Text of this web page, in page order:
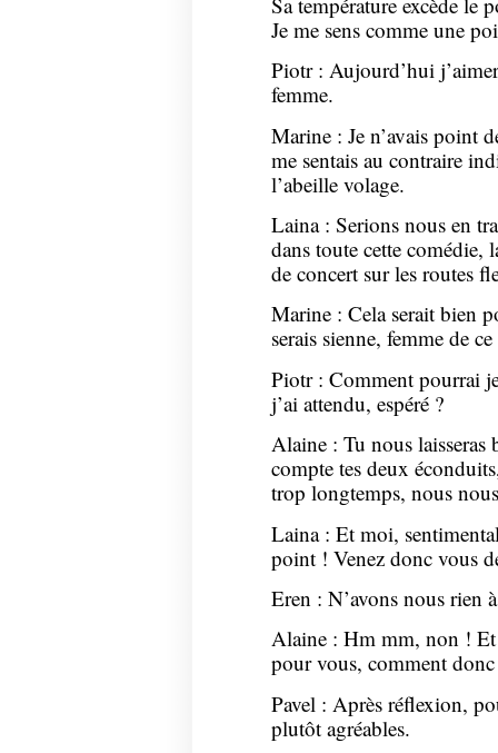
Je me sens comme une
Piotr : Aujourd’hui
femme.
Marine : Je n’avais point
me sentais au contraire
l’abeille volage.
Laina : Serions nous en
dans toute cette comédie,
de concert sur les routes
Marine : Cela serait bien
serais sienne, femme de
Piotr : Comment pourrai
j’ai attendu, espéré ?
Alaine : Tu nous laisseras
compte tes deux
trop longtemps, nous
Laina : Et moi,
point ! Venez donc vous
Eren : N’avons nous rien
Alaine : Hm mm, non !
pour vous, comment
Pavel : Après réflexion,
plutôt agréables.